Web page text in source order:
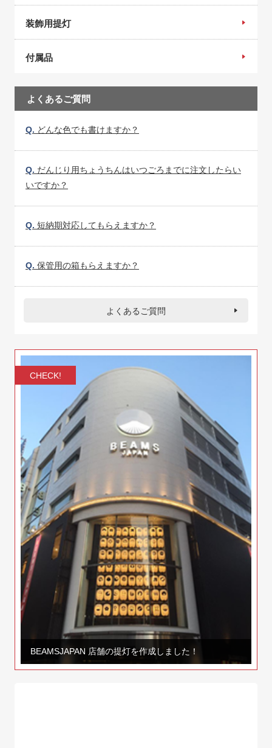
装飾用提灯
付属品
よくあるご質問
Q. どんな色でも書けますか？
Q. だんじり用ちょうちんはいつごろまでに注文したらい
いですか？
Q. 短納期対応してもらえますか？
Q. 保管用の箱もらえますか？
よくあるご質問
CHECK!
BEAMSJAPAN 店舗の提灯を作成しました！